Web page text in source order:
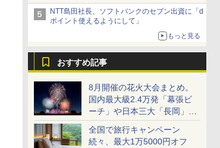
約1656kcal、総重量約527g！
NTT島田社長、ソフトバンクのセブン出資に「d
ポイント使えるようにして」
もっと見る
おすすめ記事
8月開催の花火大会まとめ。
国内最大級2.4万発「幕張ビ
ーチ」や日本三大「長岡」な
ど大型イベント目白押し！
全国で旅行キャンペーン
続々、最大1万5000円オフ